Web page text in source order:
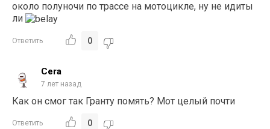
около полуночи по трассе на мотоцикле, ну не идиты
ли
Ответить 0
Cera
7 лет назад
Как он смог так Гранту помять? Мот целый почти
Ответить 0